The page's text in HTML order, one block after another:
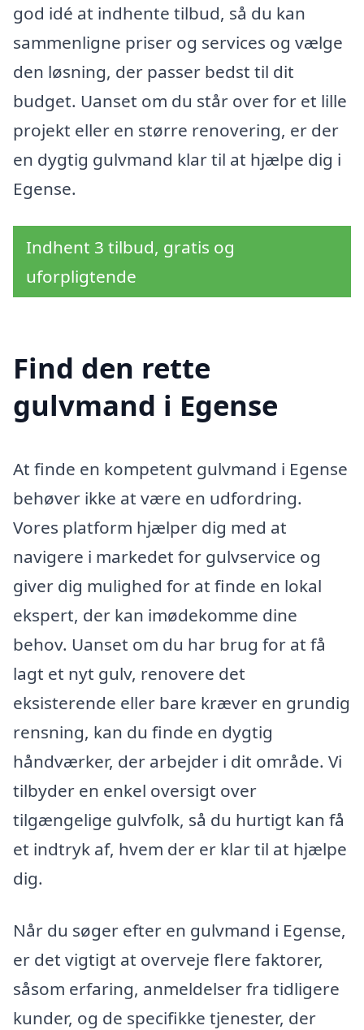
god idé at indhente tilbud, så du kan
sammenligne priser og services og vælge
den løsning, der passer bedst til dit
budget. Uanset om du står over for et lille
projekt eller en større renovering, er der
en dygtig gulvmand klar til at hjælpe dig i
Egense.
Indhent 3 tilbud, gratis og
uforpligtende
Find den rette
gulvmand i Egense
At finde en kompetent gulvmand i Egense
behøver ikke at være en udfordring.
Vores platform hjælper dig med at
navigere i markedet for gulvservice og
giver dig mulighed for at finde en lokal
ekspert, der kan imødekomme dine
behov. Uanset om du har brug for at få
lagt et nyt gulv, renovere det
eksisterende eller bare kræver en grundig
rensning, kan du finde en dygtig
håndværker, der arbejder i dit område. Vi
tilbyder en enkel oversigt over
tilgængelige gulvfolk, så du hurtigt kan få
et indtryk af, hvem der er klar til at hjælpe
dig.
Når du søger efter en gulvmand i Egense,
er det vigtigt at overveje flere faktorer,
såsom erfaring, anmeldelser fra tidligere
kunder, og de specifikke tjenester, der